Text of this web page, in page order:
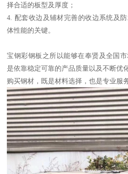
择合适的板型及厚度；
4. 配套收边及辅材完善的收边系统及
体性能的关键。
宝钢彩钢板之所以能够在奉贤及全国
是依靠稳定可靠的产品质量以及不断优
购买钢材，既是材料选择，也是专业服